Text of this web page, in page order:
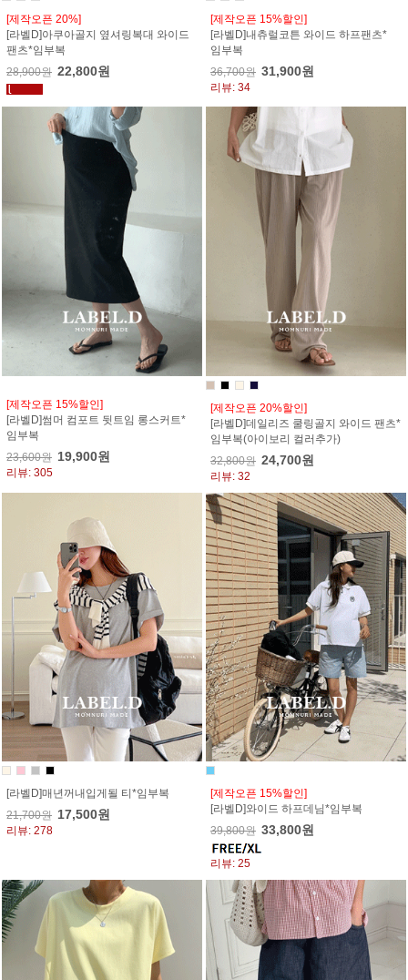
[제작오픈 20%]
[라벨D]아쿠아골지 옆셔링복대 와이드
팬츠*임부복
28,900원 22,800원
[제작오픈 15%할인]
[라벨D]내츄럴코튼 와이드 하프팬츠*
임부복
36,700원 31,900원
리뷰: 34
[제작오픈 15%할인]
[라벨D]썸머 컴포트 뒷트임 롱스커트*
임부복
23,600원 19,900원
리뷰: 305
[제작오픈 20%할인]
[라벨D]데일리즈 쿨링골지 와이드 팬츠*
임부복(아이보리 컬러추가)
32,800원 24,700원
리뷰: 32
[라벨D]매년꺼내입게될 티*임부복
21,700원 17,500원
리뷰: 278
[제작오픈 15%할인]
[라벨D]와이드 하프데님*임부복
39,800원 33,800원
리뷰: 25